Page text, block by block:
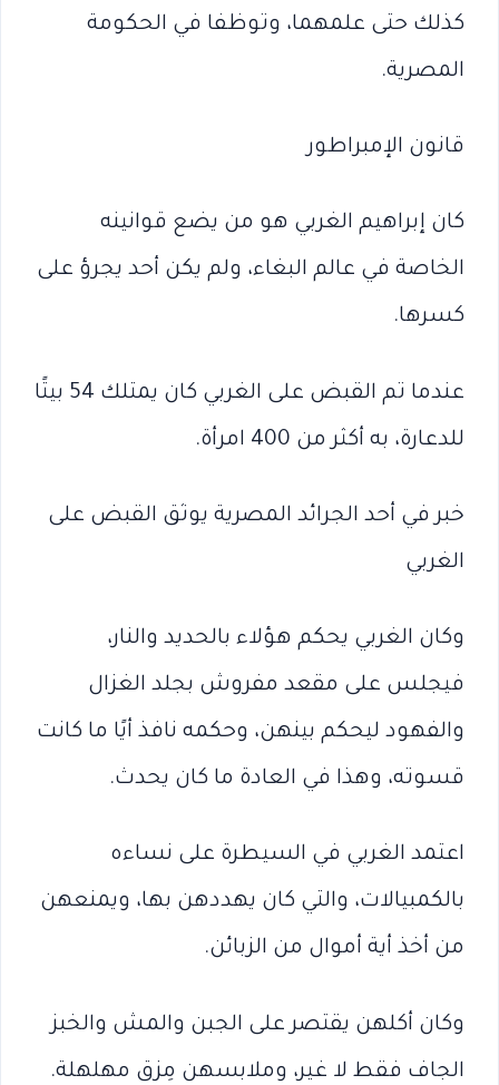
كذلك حتى علمهما، وتوظفا في الحكومة
المصرية.
قانون الإمبراطور
كان إبراهيم الغربي هو من يضع قوانينه
الخاصة في عالم البغاء، ولم يكن أحد يجرؤ على
كسرها.
عندما تم القبض على الغربي كان يمتلك 54 بيتًا
للدعارة، به أكثر من 400 امرأة.
خبر في أحد الجرائد المصرية يوثق القبض على
الغربي
وكان الغربي يحكم هؤلاء بالحديد والنار،
فيجلس على مقعد مفروش بجلد الغزال
والفهود ليحكم بينهن، وحكمه نافذ أيًا ما كانت
قسوته، وهذا في العادة ما كان يحدث.
اعتمد الغربي في السيطرة على نساءه
بالكمبيالات، والتي كان يهددهن بها، ويمنعهن
من أخذ أية أموال من الزبائن.
وكان أكلهن يقتصر على الجبن والمش والخبز
الجاف فقط لا غير، وملابسهن مِزق مهلهلة.